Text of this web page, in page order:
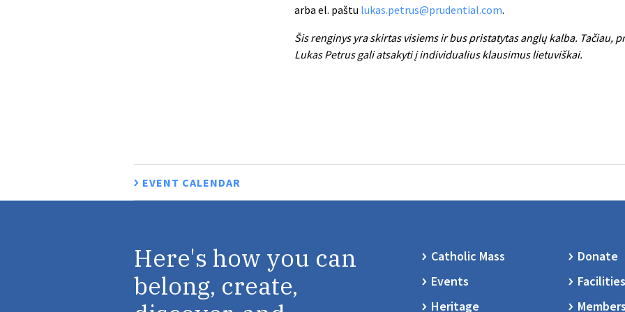
arba el. paštu lukas.petrus@prudential.com.
Šis renginys yra skirtas visiems ir bus pristatytas anglų kalba. Tačiau,
Lukas Petrus gali atsakyti į individualius klausimus lietuviškai.
EVENT CALENDAR
Here's how you can
belong, create,
Catholic Mass
Donate
Events
Facilities
Heritage